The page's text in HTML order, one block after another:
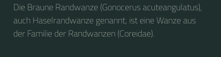
Die Braune Randwanze (Gonocerus acuteangulatus),
auch Haselrandwanze genannt, ist eine Wanze aus
der Familie der Randwanzen (Coreidae).